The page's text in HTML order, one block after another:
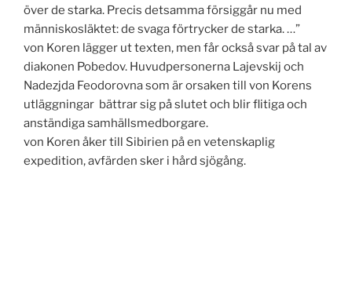
över de starka. Precis detsamma försiggår nu med
människosläktet: de svaga förtrycker de starka. …”
von Koren lägger ut texten, men får också svar på tal av
diakonen Pobedov. Huvudpersonerna Lajevskij och
Nadezjda Feodorovna som är orsaken till von Korens
utläggningar bättrar sig på slutet och blir flitiga och
anständiga samhällsmedborgare.
von Koren åker till Sibirien på en vetenskaplig
expedition, avfärden sker i hård sjögång.